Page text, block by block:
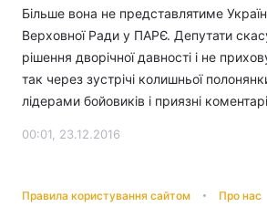
Більше вона не представлятиме
Верховної Ради у ПАРЄ. Депутати
рішення дворічної давності і не
так через зустрічі колишньої
лідерами бойовиків і приязні
00:01, 23.12.2016
Правила користування сайтом Про нас